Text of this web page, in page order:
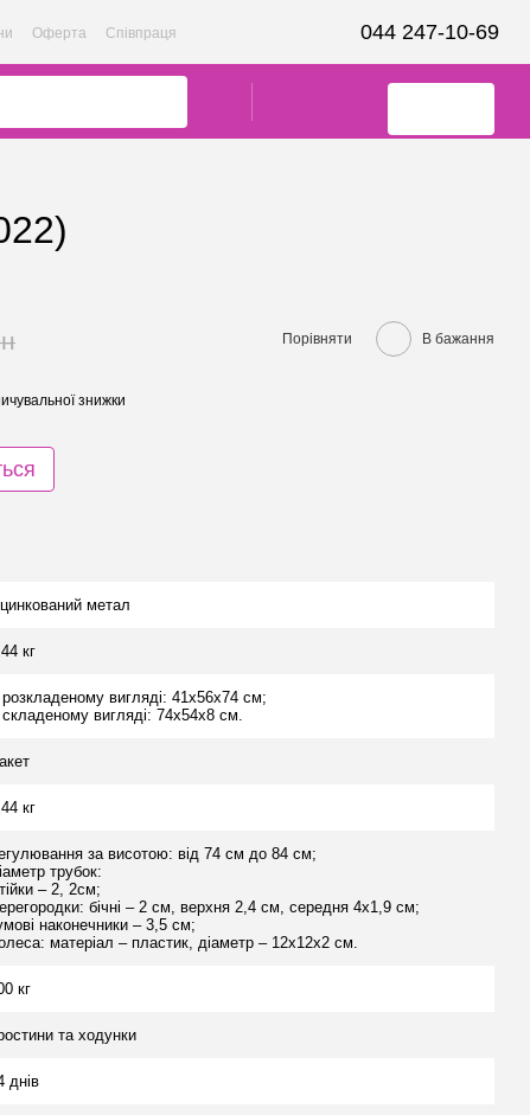
Оферта Співпраця 044 247-10-69
Порівняти В бажання
знижки
метал
кг
вигляді: 41х56х74 см;
вигляді: 74х54х8 см.
кг
за висотою: від 74 см до 84 см;
трубок:
– 2, 2см;
бічні – 2 см, верхня 2,4 см, середня 4х1,9 см;
наконечники – 3,5 см;
матеріал – пластик, діаметр – 12х12х2 см.
кг
та ходунки
днів